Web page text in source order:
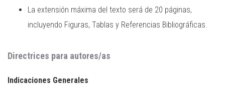
La extensión máxima del texto será de 20 páginas,
incluyendo Figuras, Tablas y Referencias Bibliográficas.
Directrices para autores/as
Indicaciones Generales